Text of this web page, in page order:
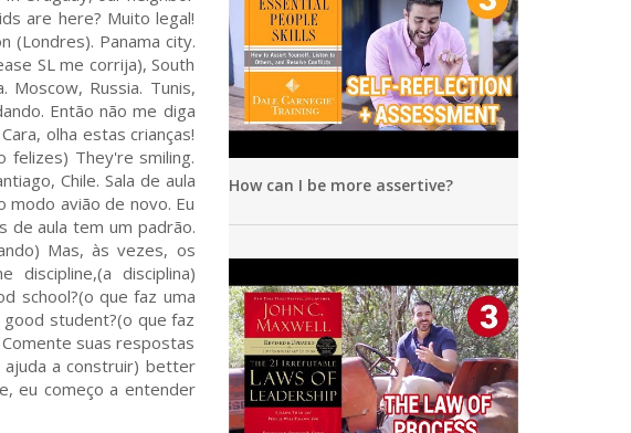
are here? Muito legal!
(Londres). Panama city.
SL me corrija), South
Moscow, Russia. Tunis,
Então não me diga
olha estas crianças!
felizes) They're smiling.
Chile. Sala de aula
modo avião de novo. Eu
de aula tem um padrão.
Mas, às vezes, os
disciplina)
school?(o que faz uma
student?(o que faz
suas respostas
ajuda a construir) better
eu começo a entender
How can I be more assertive?